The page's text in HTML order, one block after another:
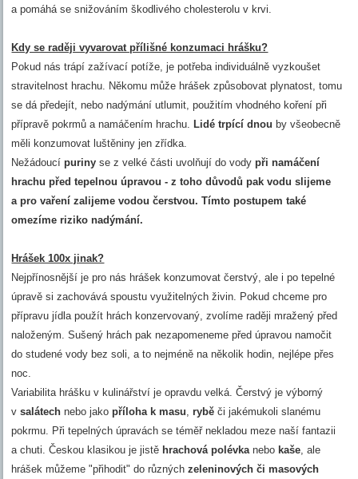
a pomáhá se snižováním škodlivého cholesterolu v krvi.
Kdy se raději vyvarovat přílišné konzumaci hrášku?
Pokud nás trápí zažívací potíže, je potřeba individuálně vyzkoušet
stravitelnost hrachu. Někomu může hrášek způsobovat plynatost, tomu
se dá předejít, nebo nadýmání utlumit, použitím vhodného koření při
přípravě pokrmů a namáčením hrachu. Lidé trpící dnou by všeobecně
měli konzumovat luštěniny jen zřídka.
Nežádoucípuriny se z velké části uvolňují do vodypři namáčení
hrachu před tepelnou úpravou - z toho důvodů pak vodu slijeme
a pro vaření zalijeme vodou čerstvou. Tímto postupem také
omezíme riziko nadýmání.
Hrášek 100x jinak?
Nejpřínosnější je pro nás hrášek konzumovat čerstvý, ale i po tepelné
úpravě si zachovává spoustu využitelných živin. Pokud chceme pro
přípravu jídla použít hrách konzervovaný, zvolíme raději mražený před
naloženým. Sušený hrách pak nezapomeneme před úpravou namočit
do studené vody bez soli, a to nejméně na několik hodin, nejlépe přes
noc.
Variabilita hrášku v kulinářství je opravdu velká. Čerstvý je výborný
vsalátech nebo jakopříloha k masu, rybě či jakémukoli slanému
pokrmu. Při tepelných úpravách se téměř nekladou meze naší fantazii
a chuti. Českou klasikou je jistě hrachová polévkanebo kaše, ale
hrášek můžeme "přihodit" do různýchzeleninových či masových